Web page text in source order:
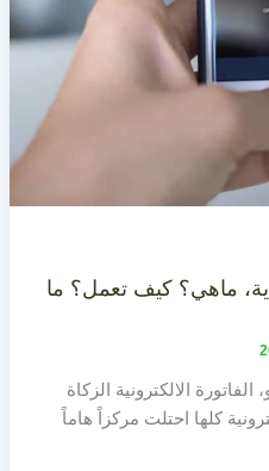
ماهي؟ كيف تعمل؟ ما
الفاتورة الالكترونية الزكاة
كلها احتلت مركزاً هاماً